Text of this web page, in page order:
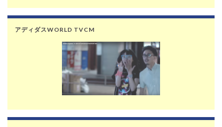
アディダスWORLD TVCM